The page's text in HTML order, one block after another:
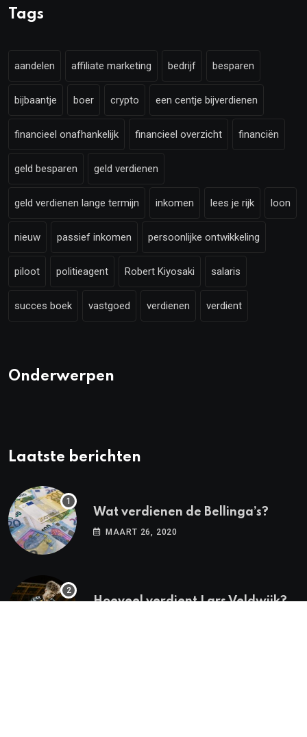
Tags
aandelen affiliate marketing bedrijf besparen
bijbaantje boer crypto een centje bijverdienen
financieel onafhankelijk financieel overzicht financiën
geld besparen geld verdienen
geld verdienen lange termijn inkomen lees je rijk loon
nieuw passief inkomen persoonlijke ontwikkeling
piloot politieagent Robert Kiyosaki salaris
succes boek vastgoed verdienen verdient
Onderwerpen
Laatste berichten
Wat verdienen de Bellinga’s?
MAART 26, 2020
Hoeveel verdient Lars Veldwijk?